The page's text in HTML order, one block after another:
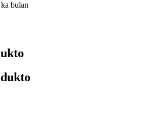
bulan